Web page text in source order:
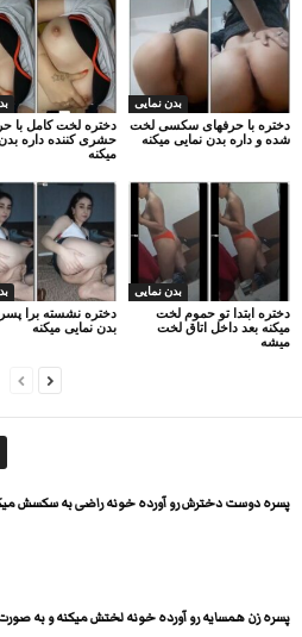
دختره لخت کامل با
حشری کننده داره
میکنه
بدن نمایی
دختره با حرفهای سکسی لخت
شده و داره بدن نمایی میکنه
دختره نشسته برا
بدن نمایی میکنه
بدن نمایی
دختره ابتدا تو حموم لخت
میکنه بعد داخل اتاق لخت
میشه
پسره دوست دخترش رو آورده خونه راضی به سکسش
پسره زن همسایه رو آورده خونه لختش میکنه و به